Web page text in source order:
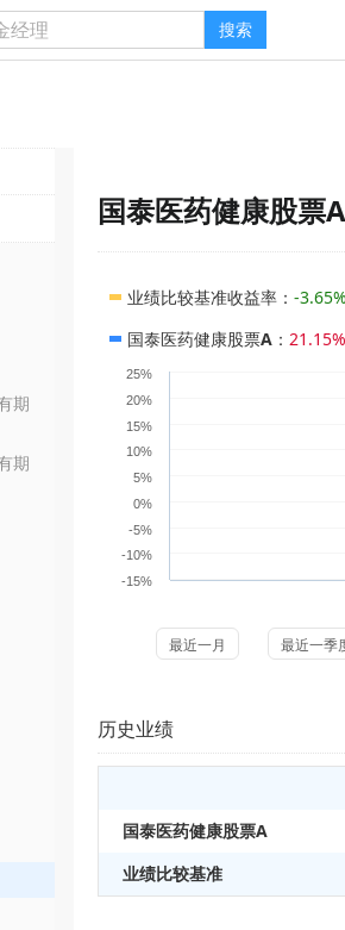
搜索
期
期
国泰医药健康股票A
业绩比较基准收益率 ： -
国泰医药健康股票A ： 21.15%
-15%
-10%
-5%
0%
5%
10%
15%
20%
25%
最近一月 最近一季
历史业绩
国泰医药健康股票A
业绩比较基准